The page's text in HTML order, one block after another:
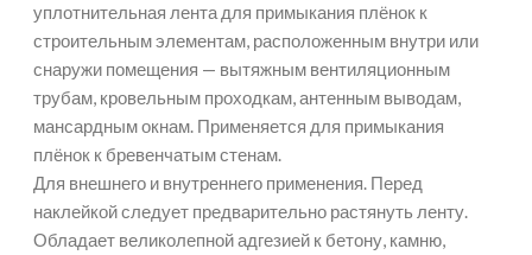
уплотнительная лента для примыкания плёнок к
строительным элементам, расположенным внутри или
снаружи помещения — вытяжным вентиляционным
трубам, кровельным проходкам, антенным выводам,
мансардным окнам. Применяется для примыкания
плёнок к бревенчатым стенам.
Для внешнего и внутреннего применения. Перед
наклейкой следует предварительно растянуть ленту.
Обладает великолепной адгезией к бетону, камню,